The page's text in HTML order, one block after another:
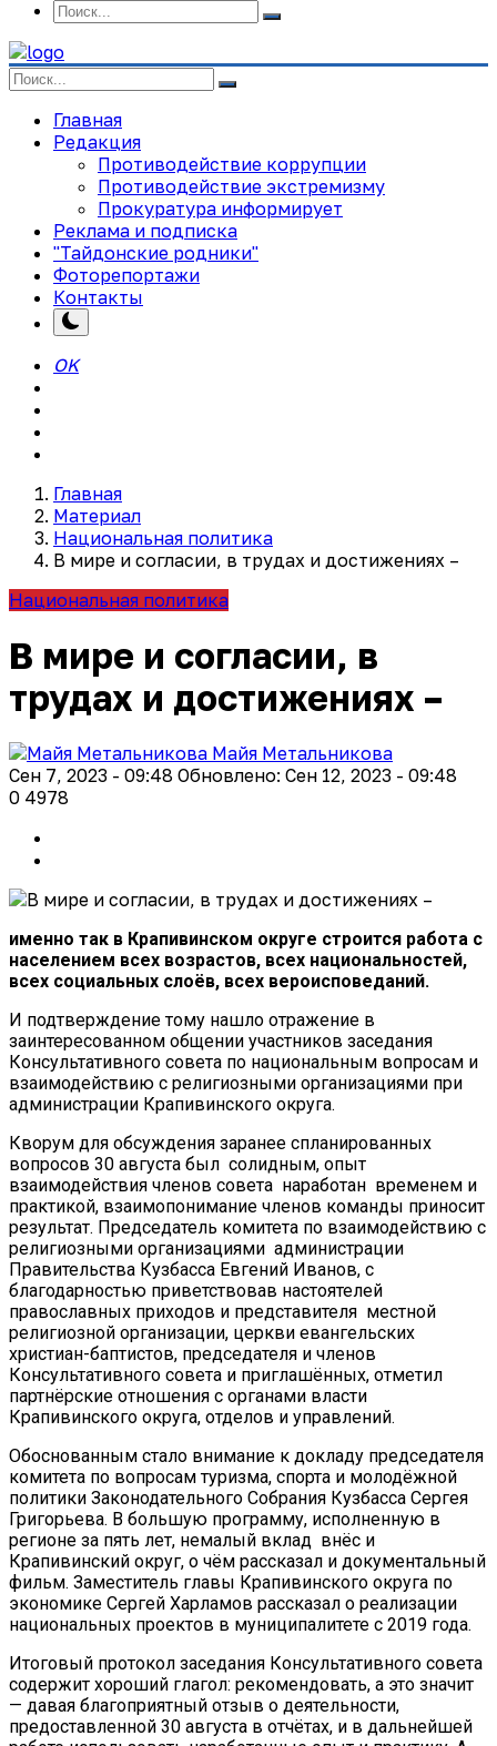
Главная
Редакция
Противодействие коррупции
Противодействие экстремизму
Прокуратура информирует
Реклама и подписка
"Тайдонские родники"
Фоторепортажи
Контакты
OK
Главная
Материал
Национальная политика
В мире и согласии, в трудах и достижениях –
Национальная политика
В мире и согласии, в
трудах и достижениях –
Майя Метальникова
Сен 7, 2023 - 09:48 Обновлено: Сен 12, 2023 - 09:48
0 4978
именно так в Крапивинском округе строится работа с
населением всех возрастов, всех национальностей,
всех социальных слоёв, всех вероисповеданий.
И подтверждение тому нашло отражение в
заинтересованном общении участников заседания
Консультативного совета по национальным вопросам и
взаимодействию с религиозными организациями при
администрации Крапивинского округа.
Кворум для обсуждения заранее спланированных
вопросов 30 августа был солидным, опыт
взаимодействия членов совета наработан временем и
практикой, взаимопонимание членов команды приносит
результат. Председатель комитета по взаимодействию с
религиозными организациями администрации
Правительства Кузбасса Евгений Иванов, с
благодарностью приветствовав настоятелей
православных приходов и представителя местной
религиозной организации, церкви евангельских
христиан-баптистов, председателя и членов
Консультативного совета и приглашённых, отметил
партнёрские отношения с органами власти
Крапивинского округа, отделов и управлений.
Обоснованным стало внимание к докладу председателя
комитета по вопросам туризма, спорта и молодёжной
политики Законодательного Собрания Кузбасса Сергея
Григорьева. В большую программу, исполненную в
регионе за пять лет, немалый вклад внёс и
Крапивинский округ, о чём рассказал и документальный
фильм. Заместитель главы Крапивинского округа по
экономике Сергей Харламов рассказал о реализации
национальных проектов в муниципалитете с 2019 года.
Итоговый протокол заседания Консультативного совета
содержит хороший глагол: рекомендовать, а это значит
— давая благоприятный отзыв о деятельности,
предоставленной 30 августа в отчётах, и в дальнейшей